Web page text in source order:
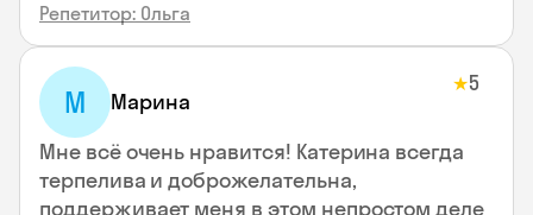
Репетитор: Ольга
М Марина
★5
Мне всё очень нравится! Катерина всегда
терпелива и доброжелательна,
поддерживает меня в этом непростом деле